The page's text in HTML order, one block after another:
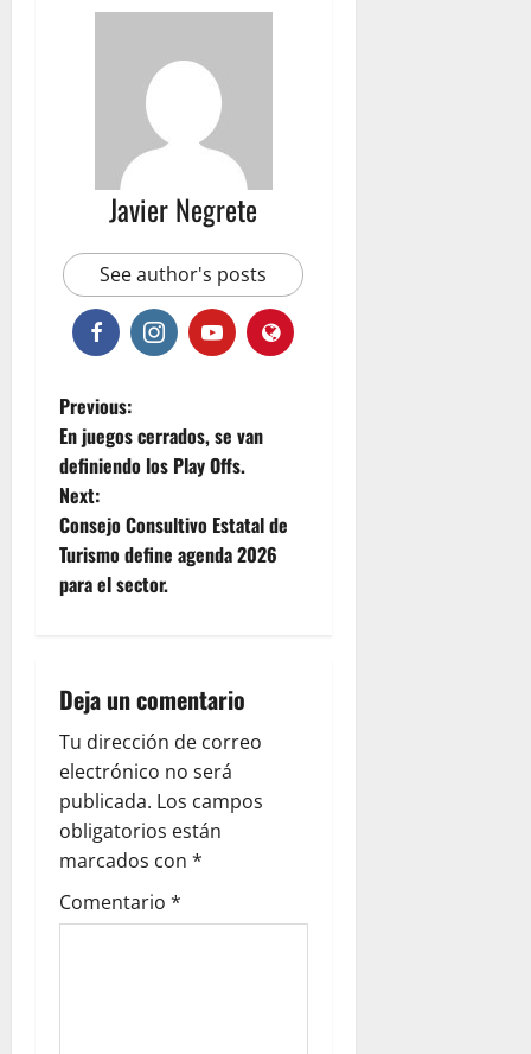
Javier Negrete
See author's posts
P
o
s
t
v
i
g
a
t
Previous:
En juegos cerrados, se van
definiendo los Play Offs.
Next:
Consejo Consultivo Estatal de
Turismo define agenda 2026
para el sector.
Deja un comentario
Tu dirección de correo
electrónico no será
publicada. Los campos
obligatorios están
marcados con *
Comentario *